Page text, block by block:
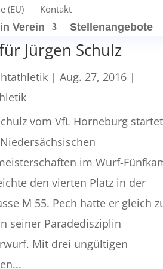
(EU)
Kontakt
Verein Stellenangebote
Jürgen Schulz
| Aug. 27, 2016|
vom VfL Horneburg
im Wurf-
den vierten Platz in der
M 55. Pech hatte er gleich
seiner Paradedisziplin
Mit drei ungültigen